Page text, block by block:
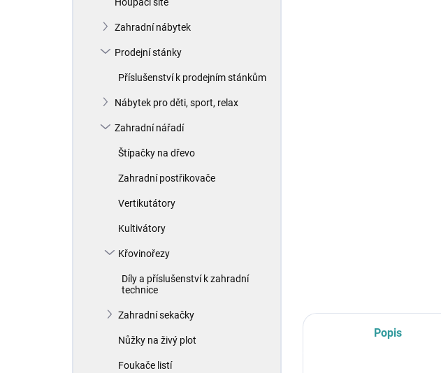
Zahradní nábytek
Prodejní stánky
Příslušenství k prodejním stánkům
Nábytek pro děti, sport, relax
Zahradní nářadí
Štípačky na dřevo
Zahradní postřikovače
Vertikutátory
Kultivátory
Křovinořezy
Díly a příslušenství k zahradní
technice
Zahradní sekačky
Nůžky na živý plot
Foukače listí
Popis